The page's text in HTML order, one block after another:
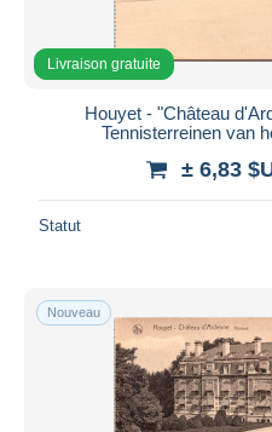
Livraison gratuite
Houyet - "Château
Tennisterreinen van
± 6,83
Statut
Nouveau